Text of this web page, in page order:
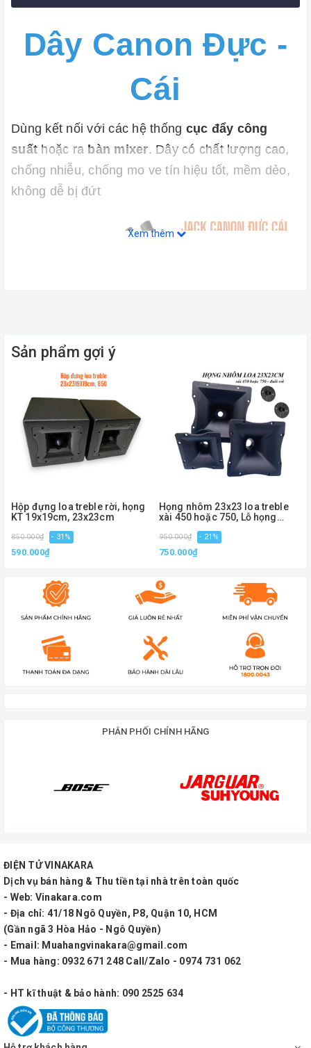
Dây Canon Đực -
Cái
Dùng kết nối với các hệ thống cục đẩy công
suất hoặc ra bàn mixer. Dây có chất lượng cao,
chống nhiễu, chống mo ve tín hiệu tốt, mềm dẻo,
không dễ bị đứt
Ưu điểm:
Chống nhiễu tín hiệu âm thanh tốt
Dây mềm dẻo, không dễ đứt
Xem thêm
Sản phẩm gợi ý
Hộp đựng loa treble rời, họng
KT 19x19cm, 23x23cm
850.000₫ - 31%
590.000₫
Họng nhôm 23x23 loa treble
xài 450 hoặc 750, Lỗ họng
950.000₫ - 21%
750.000₫
PHÂN PHỐI CHÍNH HÃNG
ĐIỆN TỬ VINAKARA
Dịch vụ bán hàng & Thu tiền tại nhà trên toàn quốc
- Web: Vinakara.com
- Địa chỉ: 41/18 Ngô Quyền, P8, Quận 10, HCM
(Gần ngã 3 Hòa Hảo - Ngô Quyền)
- Email: Muahangvinakara@gmail.com
- Mua hàng: 0932 671 248 Call/Zalo - 0974 731 062
- HT kĩ thuật & bảo hành: 090 2525 634